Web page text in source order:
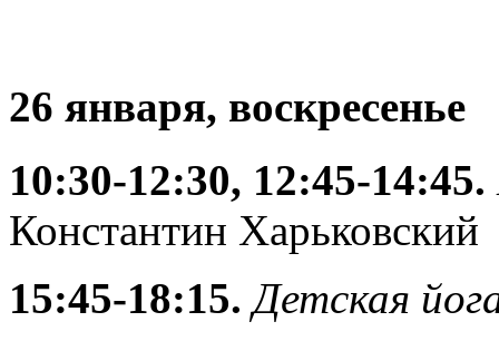
26 января, воскресенье
10:30-12:30, 12:45-14:45.
Константин Харьковский
15:45-18:15. Детская